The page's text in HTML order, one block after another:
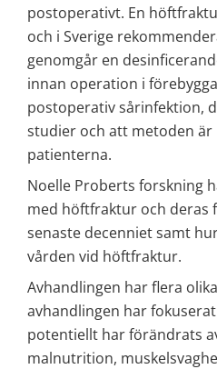
postoperativt. En
och i Sverige
genomgår en
innan operation i
postoperativ sårinfektion,
studier och att metoden
patienterna.
Noelle Proberts forskning
med höftfraktur och deras
senaste decenniet samt
vården vid höftfraktur.
Avhandlingen har flera
avhandlingen har
potentiellt har förändrats
malnutrition,